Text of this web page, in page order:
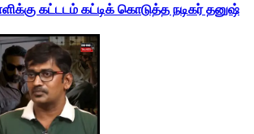
கட்டடம் கட்டிக் கொடுத்த நடிகர் தனுஷ்